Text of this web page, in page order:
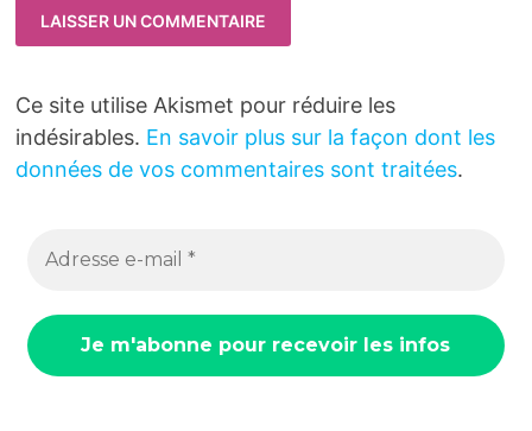
Ce site utilise Akismet pour réduire les
indésirables. En savoir plus sur la façon dont les
données de vos commentaires sont traitées.